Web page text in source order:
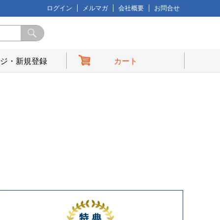
ログイン メルマガ 会社概要 お問合せ
・新規登録 カート